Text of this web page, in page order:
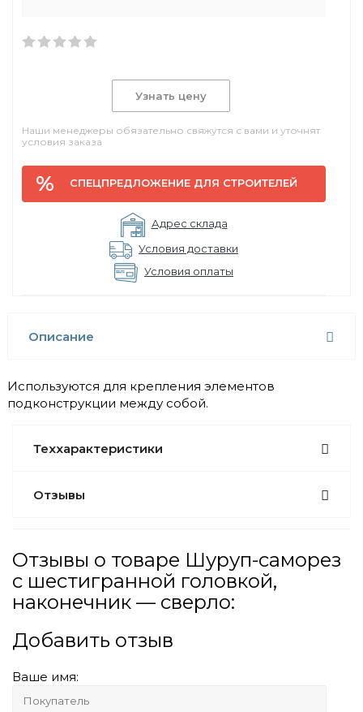
Узнать цену
Наши менеджеры обязательно свяжутся с вами и уточнят
условия заказа
СПЕЦПРЕДЛОЖЕНИЕ ДЛЯ СТРОИТЕЛЕЙ
Адрес склада
Условия доставки
Условия оплаты
Описание
Используются для крепления элементов
подконструкции между собой.
Теххарактеристики
Отзывы
Отзывы о товаре Шуруп-саморез
с шестигранной головкой,
наконечник — сверло:
Добавить отзыв
Ваше имя: